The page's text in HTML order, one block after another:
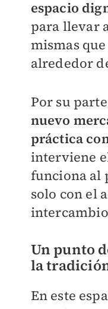
espacio
para llevar
mismas
alrededor
Por su
nuevo
práctica
interviene
funciona al
solo con el
Un punto
la
En este